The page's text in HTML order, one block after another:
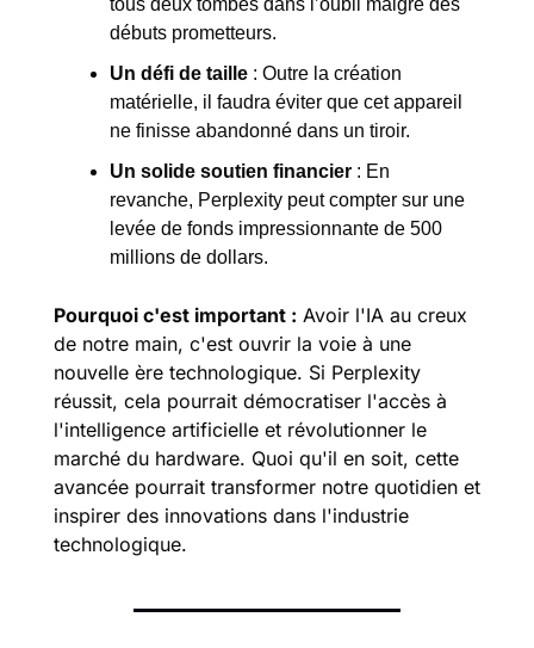
tous deux tombés dans l’oubli malgré des
débuts prometteurs.
Un défi de taille : Outre la création
matérielle, il faudra éviter que cet appareil
ne finisse abandonné dans un tiroir.
Un solide soutien financier : En
revanche, Perplexity peut compter sur une
levée de fonds impressionnante de 500
millions de dollars.
Pourquoi c'est important : Avoir l'IA au creux
de notre main, c'est ouvrir la voie à une
nouvelle ère technologique. Si Perplexity
réussit, cela pourrait démocratiser l'accès à
l'intelligence artificielle et révolutionner le
marché du hardware. Quoi qu'il en soit, cette
avancée pourrait transformer notre quotidien et
inspirer des innovations dans l'industrie
technologique.